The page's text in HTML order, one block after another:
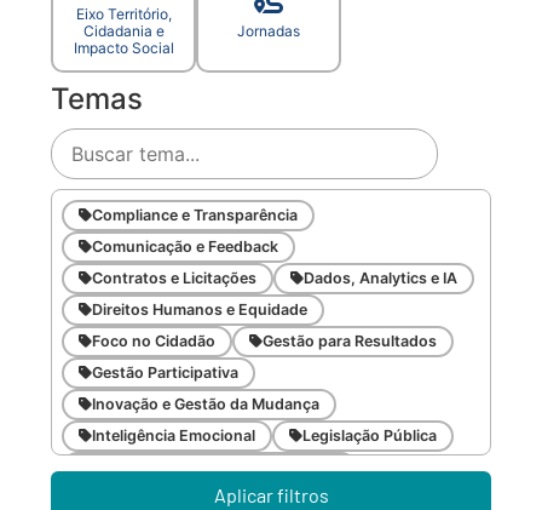
Eixo Território,
Cidadania e
Impacto Social
Jornadas
Temas
Compliance e Transparência
Comunicação e Feedback
Contratos e Licitações
Dados, Analytics e IA
Direitos Humanos e Equidade
Foco no Cidadão
Gestão para Resultados
Gestão Participativa
Inovação e Gestão da Mudança
Inteligência Emocional
Legislação Pública
Meio Ambiente e Sustentabilidade
Metodologias Ágeis
Orçamento e Finanças
Aplicar filtros